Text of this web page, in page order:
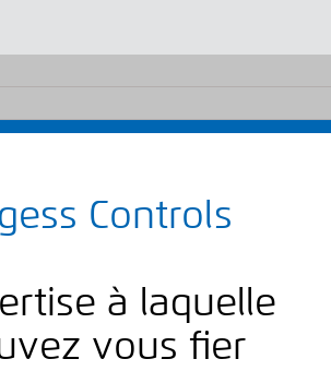
Controls
à laquelle
vous fier